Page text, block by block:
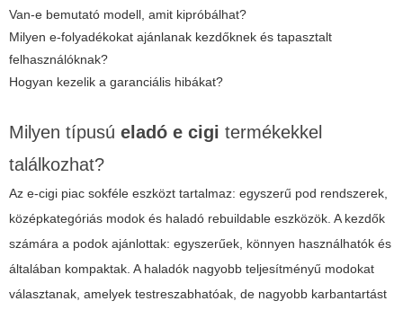
Van-e bemutató modell, amit kipróbálhat?
Milyen e-folyadékokat ajánlanak kezdőknek és tapasztalt
felhasználóknak?
Hogyan kezelik a garanciális hibákat?
Milyen típusú eladó e cigi termékekkel
találkozhat?
Az e-cigi piac sokféle eszközt tartalmaz: egyszerű pod rendszerek,
középkategóriás modok és haladó rebuildable eszközök. A kezdők
számára a podok ajánlottak: egyszerűek, könnyen használhatók és
általában kompaktak. A haladók nagyobb teljesítményű modokat
választanak, amelyek testreszabhatóak, de nagyobb karbantartást